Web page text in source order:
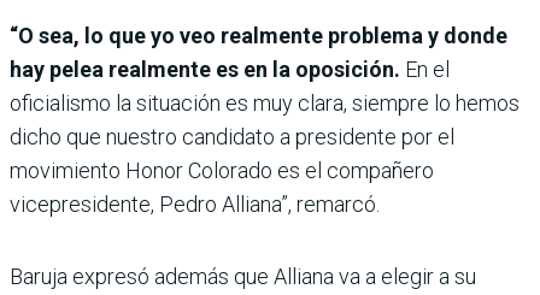
“O sea, lo que yo veo realmente problema y donde
hay pelea realmente es en la oposición. En el
oficialismo la situación es muy clara, siempre lo hemos
dicho que nuestro candidato a presidente por el
movimiento Honor Colorado es el compañero
vicepresidente, Pedro Alliana”, remarcó.
Baruja expresó además que Alliana va a elegir a su